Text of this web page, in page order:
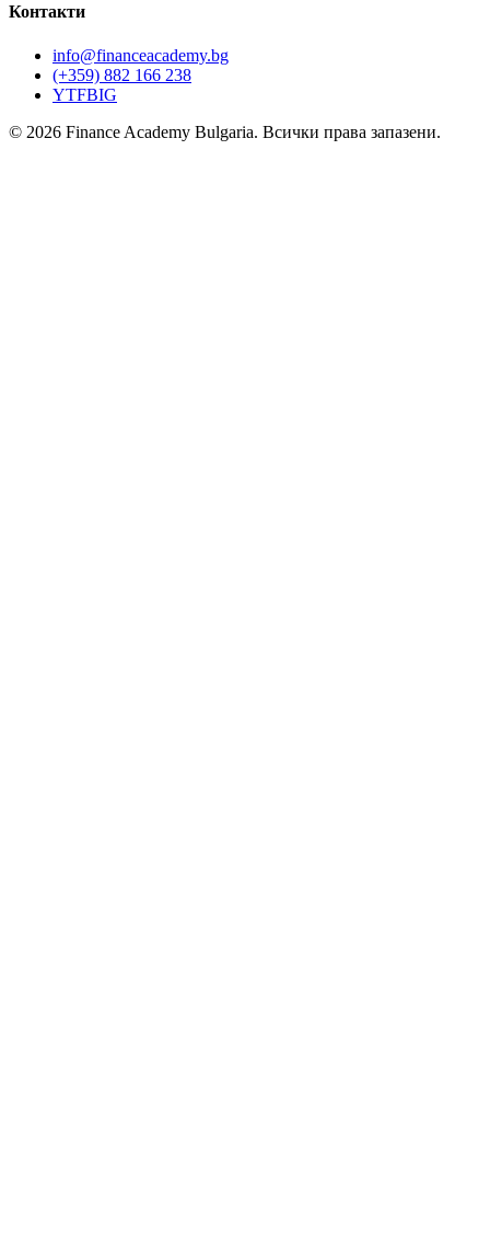
Контакти
info@financeacademy.bg
(+359) 882 166 238
YTFBIG
© 2026 Finance Academy Bulgaria. Всички права запазени.